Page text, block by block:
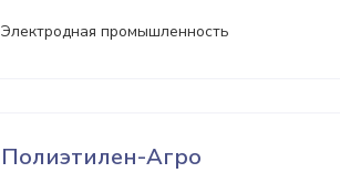
Электродная промышленность
Полиэтилен-Агро